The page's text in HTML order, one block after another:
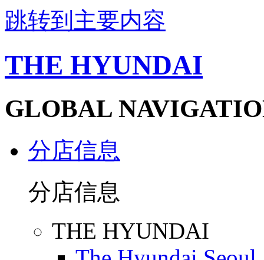
跳转到主要内容
THE HYUNDAI
GLOBAL
分店信息
分店信息
THE HYUNDAI